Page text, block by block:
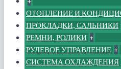
ОТОПЛЕНИЕ И
ПРОКЛАДКИ, САЛЬНИКИ
РЕМНИ, РОЛИКИ +
РУЛЕВОЕ УПРАВЛЕНИЕ +
СИСТЕМА ОХЛАЖДЕНИЯ